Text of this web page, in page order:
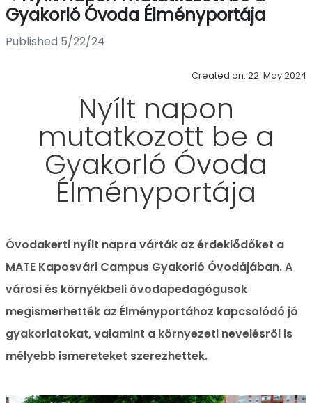
Gyakorló Óvoda Élményportája
Published 5/22/24
Created on: 22. May 2024
Nyílt napon
mutatkozott be a
Gyakorló Óvoda
Élményportája
Óvodakerti nyílt napra várták az érdeklődőket a
MATE Kaposvári Campus Gyakorló Óvodájában. A
városi és környékbeli óvodapedagógusok
megismerhették az Élményportához kapcsolódó jó
gyakorlatokat, valamint a környezeti nevelésről is
mélyebb ismereteket szerezhettek.